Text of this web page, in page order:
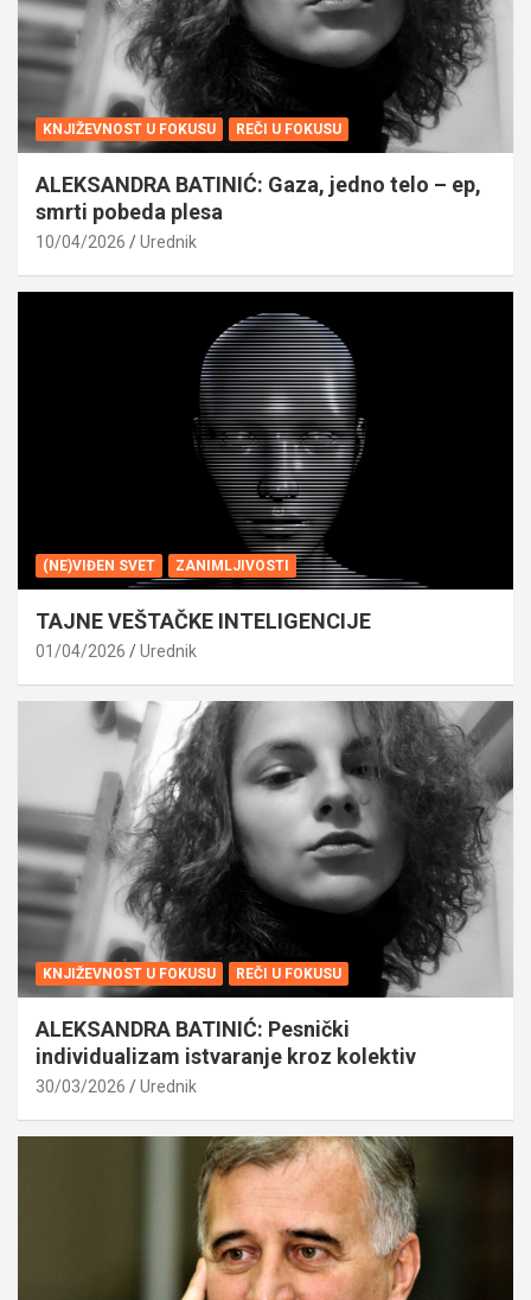
KNJIŽEVNOST U FOKUSU REČI U FOKUSU
ALEKSANDRA BATINIĆ: Gaza, jedno telo – ep,
smrti pobeda plesa
10/04/2026 Urednik
(NE)VIĐEN SVET ZANIMLJIVOSTI
TAJNE VEŠTAČKE INTELIGENCIJE
01/04/2026 Urednik
KNJIŽEVNOST U FOKUSU REČI U FOKUSU
ALEKSANDRA BATINIĆ: Pesnički
individualizam istvaranje kroz kolektiv
30/03/2026 Urednik